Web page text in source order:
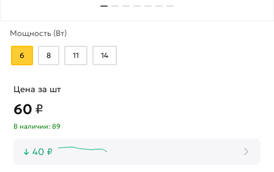
Мощность (Вт)
6 8 11 14
Цена за шт
60 ₽
В наличии: 89
40 ₽